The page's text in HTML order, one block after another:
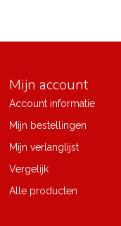
Mijn account
Account informatie
Mijn bestellingen
Mijn verlanglijst
Vergelijk
Alle producten